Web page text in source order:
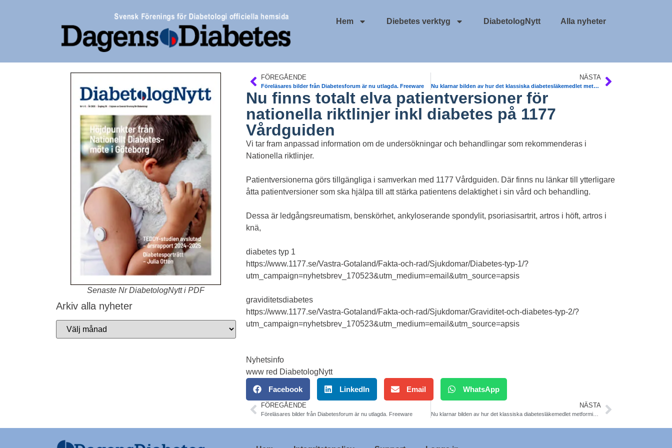
Hem Diebetes verktyg DiabetologNytt Alla nyheter
Senaste Nr DiabetologNytt i PDF
Arkiv alla nyheter
FÖREGÅENDE
Föreläsares bilder från Diabetesforum är nu utlagda. Freeware
NÄSTA
Nu klarnar bilden av hur det klassiska diabetesläkemedlet metformin verkar i kroppen, efter 60 år. Fredrik Bäckhed, Sahlgrenska. Nature Medicine
Nu finns totalt elva patientversioner för
nationella riktlinjer inkl diabetes på 1177
Vårdguiden
Vi tar fram anpassad information om de undersökningar och behandlingar som rekommenderas i
Nationella riktlinjer.
Patientversionerna görs tillgängliga i samverkan med 1177 Vårdguiden. Där finns nu länkar till ytterligare
åtta patientversioner som ska hjälpa till att stärka patientens delaktighet i sin vård och behandling.
Dessa är ledgångsreumatism, benskörhet, ankyloserande spondylit, psoriasisartrit, artros i höft, artros i
knä,
diabetes typ 1
https://www.1177.se/Vastra-Gotaland/Fakta-och-rad/Sjukdomar/Diabetes-typ-1/?
utm_campaign=nyhetsbrev_170523&utm_medium=email&utm_source=apsis
graviditetsdiabetes
https://www.1177.se/Vastra-Gotaland/Fakta-och-rad/Sjukdomar/Graviditet-och-diabetes-typ-2/?
utm_campaign=nyhetsbrev_170523&utm_medium=email&utm_source=apsis
Nyhetsinfo
www red DiabetologNytt
Facebook LinkedIn Email WhatsApp
FÖREGÅENDE
Föreläsares bilder från Diabetesforum är nu utlagda. Freeware
NÄSTA
Nu klarnar bilden av hur det klassiska diabetesläkemedlet metformin verkar i kroppen, efter 60 år. Fredrik Bäckhed, Sahlgrenska. Nature Medicine